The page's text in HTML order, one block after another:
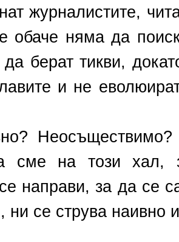
журналистите,
обаче няма да
берат тикви,
и не
Неосъществимо?
сме на този хал,
направи, за да се
ни се струва